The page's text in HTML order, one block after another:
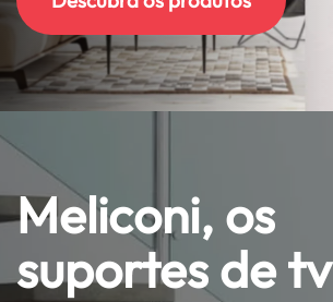
Meliconi, os
suportes de tv